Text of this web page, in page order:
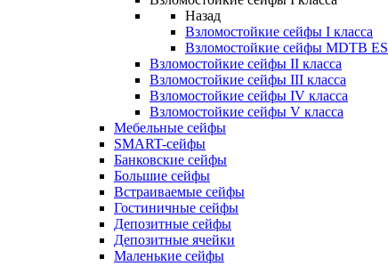
Назад
Взломостойкие сейфы I класса
Взломостойкие сейфы MDTB ES
Взломостойкие сейфы II класса
Взломостойкие сейфы III класса
Взломостойкие сейфы IV класса
Взломостойкие сейфы V класса
Мебельные сейфы
SMART-сейфы
Банковские сейфы
Большие сейфы
Встраиваемые сейфы
Гостиничные сейфы
Депозитные сейфы
Депозитные ячейки
Маленькие сейфы